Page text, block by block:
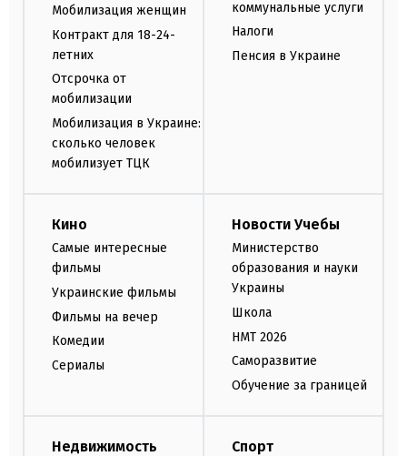
Мобилизация женщин
Контракт для 18-24-
летних
Отсрочка от
мобилизации
Мобилизация в Украине:
сколько человек
мобилизует ТЦК
коммунальные услуги
Налоги
Пенсия в Украине
Кино
Самые интересные
фильмы
Украинские фильмы
Фильмы на вечер
Комедии
Сериалы
Новости Учебы
Министерство
образования и науки
Украины
Школа
НМТ 2026
Саморазвитие
Обучение за границей
Недвижимость Спорт